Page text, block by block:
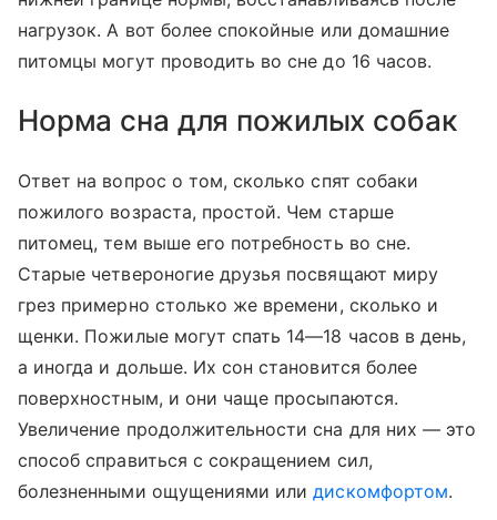
нагрузок. А вот более спокойные или домашние
питомцы могут проводить во сне до 16 часов.
Норма сна для пожилых собак
Ответ на вопрос о том, сколько спят собаки
пожилого возраста, простой. Чем старше
питомец, тем выше его потребность во сне.
Старые четвероногие друзья посвящают миру
грез примерно столько же времени, сколько и
щенки. Пожилые могут спать 14—18 часов в день,
а иногда и дольше. Их сон становится более
поверхностным, и они чаще просыпаются.
Увеличение продолжительности сна для них — это
способ справиться с сокращением сил,
болезненными ощущениями илидискомфортом.